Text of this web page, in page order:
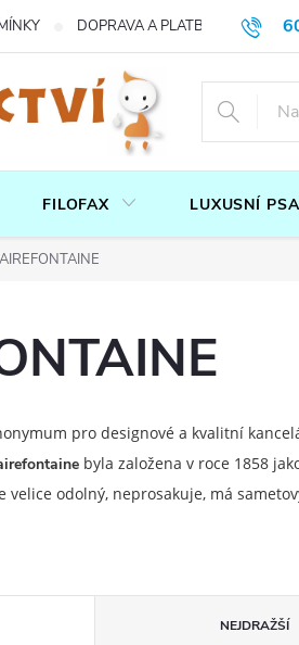
DOPRAVA A PLATBA DOTAZ
FILOFAX LUXUSNÍ
pro designové a kvalitní
byla založena v roce 1858
velice odolný, neprosakuje, má
NEJDRAŽŠÍ